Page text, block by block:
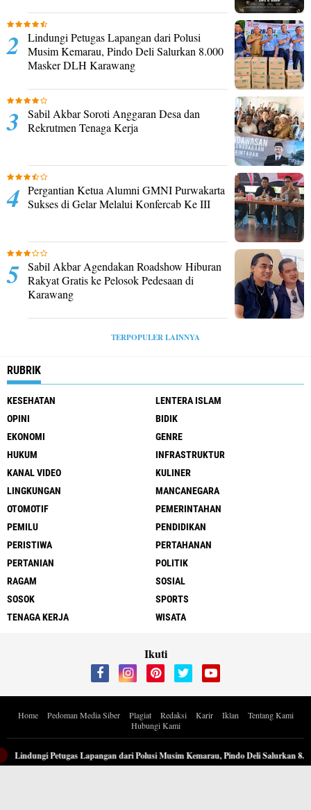
Lindungi Petugas Lapangan dari Polusi
Musim Kemarau, Pindo Deli Salurkan 8.000
Masker DLH Karawang
Sabil Akbar Soroti Anggaran Desa dan
Rekrutmen Tenaga Kerja
Pergantian Ketua Alumni GMNI Purwakarta
Sukses di Gelar Melalui Konfercab Ke III
Sabil Akbar Agendakan Roadshow Hiburan
Rakyat Gratis ke Pelosok Pedesaan di
Karawang
TERPOPULER LAINNYA
RUBRIK
KESEHATAN
LENTERA ISLAM
OPINI
BIDIK
EKONOMI
GENRE
HUKUM
INFRASTRUKTUR
KANAL VIDEO
KULINER
LINGKUNGAN
MANCANEGARA
OTOMOTIF
PEMERINTAHAN
PEMILU
PENDIDIKAN
PERISTIWA
PERTAHANAN
PERTANIAN
POLITIK
RAGAM
SOSIAL
SOSOK
SPORTS
TENAGA KERJA
WISATA
Ikuti
Lindungi Petugas Lapangan dari Polusi Musim Kemarau, Pindo Deli Salurkan 8.000
Home Pedoman Media Siber Plagiat Redaksi Karir Iklan
Tentang Kami
Hubungi Kami
Copyright © 2026 Berita Inspiratif Progresif.id by ApoedCyber